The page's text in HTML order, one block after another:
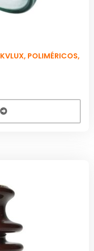
KVLUX, POLIMÉRICOS,